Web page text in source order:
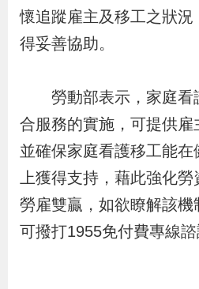
隱
及
資
訊
安
全
政
懷追蹤雇主及移工之狀況
得妥善協助。
勞動部表示，家庭看
合服務的實施，可提供雇
並確保家庭看護移工能
上獲得支持，藉此強化
勞雇雙贏，如欲瞭解該
可撥打1955免付費專線諮